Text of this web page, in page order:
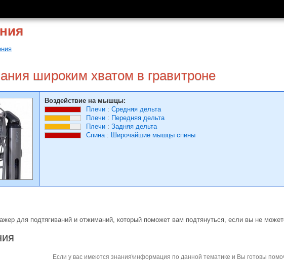
широким хватом в гравитроне
Воздействие на мышцы:
Плечи : Средняя дельта
Плечи : Передняя дельта
Плечи : Задняя дельта
Спина: Широчайшие мышцы спины
для подтягиваний и отжиманий, который поможет вам подтянуться, если вы не
Если у вас имеются знания\информация по данной тематике и Вы готовы